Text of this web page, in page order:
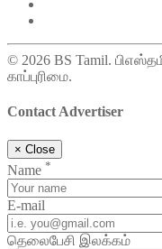
© 2026 BS Tamil.
காப்புரிமை.
Contact Advertiser
× Close
Name *
E-mail
தெலைபேசி இலக்கம்